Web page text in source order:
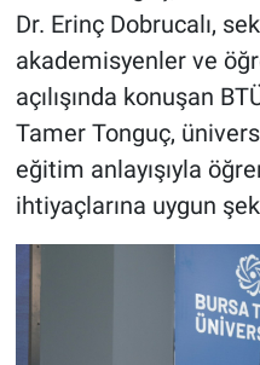
Dr. Erinç Dobrucalı,
akademisyenler ve
açılışında konuşan
Tamer Tonguç,
eğitim anlayışıyla
ihtiyaçlarına uygun